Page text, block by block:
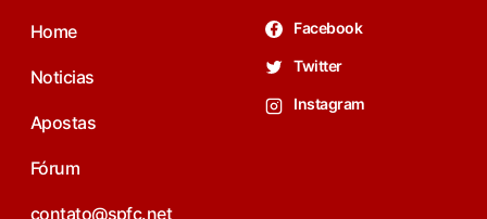
Home
Noticias
Apostas
Fórum
contato@spfc.net
Facebook
Twitter
Instagram